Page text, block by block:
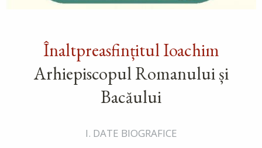
Înaltpreasfințitul Ioachim
Arhiepiscopul Romanului și
Bacăului
I. DATE BIOGRAFICE